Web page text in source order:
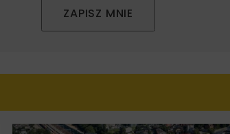
ZAPISZ MNIE